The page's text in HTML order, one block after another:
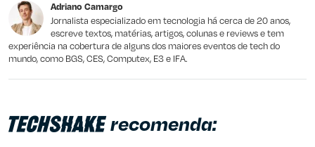
Outro
Adriano Camargo
Jornalista especializado em tecnologia há cerca de 20 anos,
escreve textos, matérias, artigos, colunas e reviews e tem
experiência na cobertura de alguns dos maiores eventos de tech do
mundo, como BGS, CES, Computex, E3 e IFA.
recomenda: